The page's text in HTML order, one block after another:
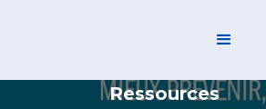
Ressources